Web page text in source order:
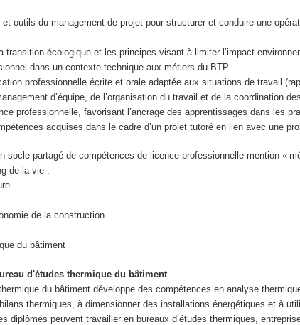
outils du management de projet pour structurer et conduire une
transition écologique et les principes visant à limiter l’impact
dans un contexte technique aux métiers du BTP.
professionnelle écrite et orale adaptée aux situations de travail
d’équipe, de l’organisation du travail et de la coordination
professionnelle, favorisant l’ancrage des apprentissages dans les
acquises dans le cadre d’un projet tutoré en lien avec une
socle partagé de compétences de licence professionnelle mention «
de la vie :
de la construction
du bâtiment
d'études thermique du bâtiment
du bâtiment développe des compétences en analyse
thermiques, à dimensionner des installations énergétiques et à
diplômés peuvent travailler en bureaux d’études thermiques,